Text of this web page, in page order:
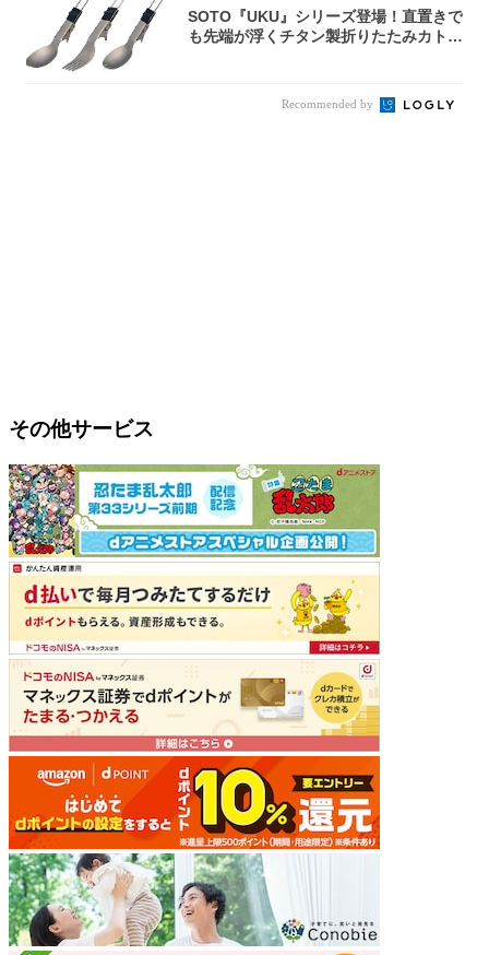
SOTO『UKU』シリーズ登場！直置きで
も先端が浮くチタン製折りたたみカトラ
Recommended by
その他サービス